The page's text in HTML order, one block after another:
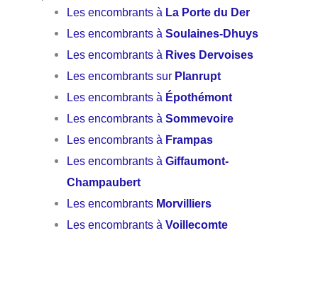
Les encombrants à La Porte du Der
Les encombrants àSoulaines-Dhuys
Les encombrants à Rives Dervoises
Les encombrants sur Planrupt
Les encombrants à Épothémont
Les encombrants àSommevoire
Les encombrants à Frampas
Les encombrants àGiffaumont-
Champaubert
Les encombrants Morvilliers
Les encombrants àVoillecomte